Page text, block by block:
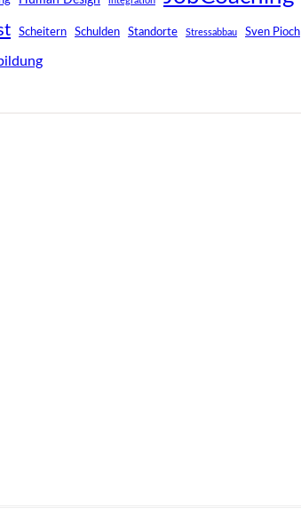
Scheitern Schulden Standorte Stressabbau Sven Pioch